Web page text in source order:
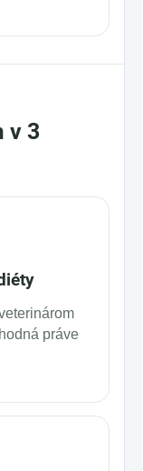
v 3
práve